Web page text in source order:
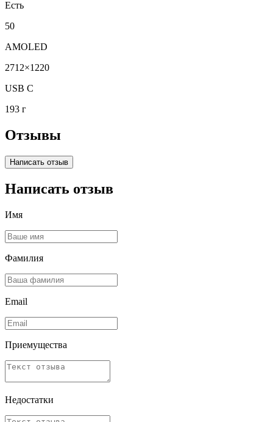
Есть
50
AMOLED
2712×1220
USB C
193 г
Отзывы
Написать отзыв
Написать отзыв
Имя
Фамилия
Email
Приемущества
Недостатки